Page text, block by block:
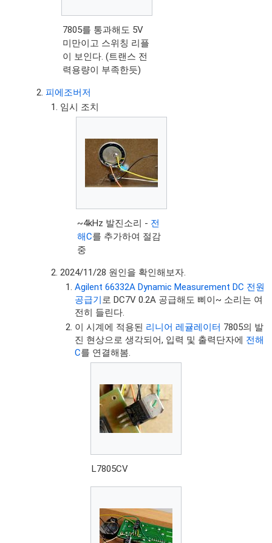
7805를 통과해도 5V
미만이고 스위칭 리플
이 보인다. (트랜스 전
력용량이 부족한듯)
피에조버저
임시 조치
~4kHz 발진소리 - 전
해C를 추가하여 절감
중
2024/11/28 원인을 확인해보자.
Agilent 66332A Dynamic Measurement DC 전원
공급기 로 DC7V 0.2A 공급해도 삐이~ 소리는 여
전히 들린다.
이 시계에 적용된 리니어 레귤레이터 7805의 발
진 현상으로 생각되어, 입력 및 출력단자에 전해
C를 연결해봄.
L7805CV